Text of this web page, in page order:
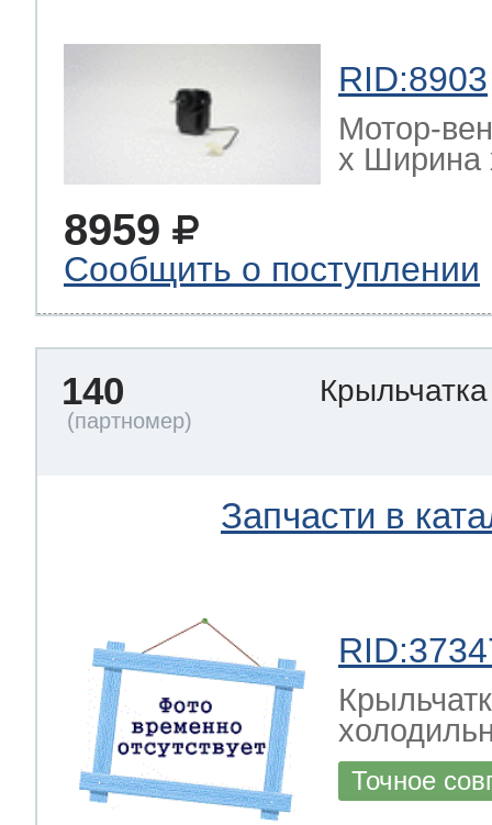
RID:8903
Мотор-
х Ширина
8959
Сообщить о поступлении
140
Запчасти в
Точное